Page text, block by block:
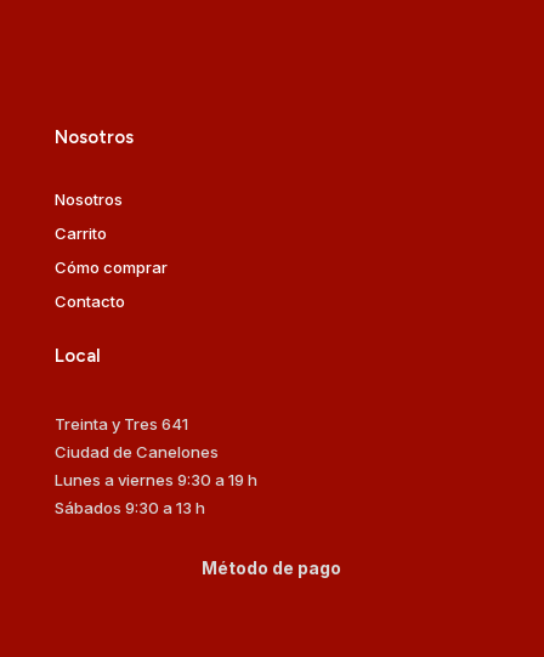
Nosotros
Nosotros
Carrito
Cómo comprar
Contacto
Local
Treinta y Tres 641
Ciudad de Canelones
Lunes a viernes 9:30 a 19 h
Sábados 9:30 a 13 h
Método de pago